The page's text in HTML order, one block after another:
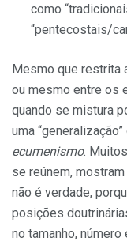
como
“pentecostais/
Mesmo que restrita
ou mesmo entre os
quando se mistura
uma
ecumenismo.
se reúnem,
não é verdade,
posições
no tamanho,